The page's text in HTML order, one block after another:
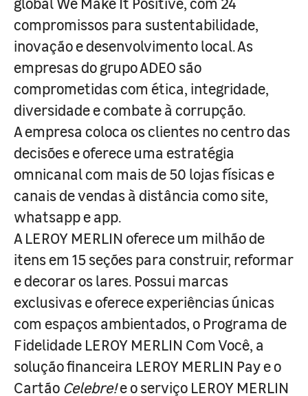
compromissos para sustentabilidade,
inovação e desenvolvimento local. As
empresas do grupo ADEO são
comprometidas com ética, integridade,
diversidade e combate à corrupção.
A empresa coloca os clientes no centro das
decisões e oferece uma estratégia
omnicanal com mais de 50 lojas físicas e
canais de vendas à distância como site,
whatsapp e app.
A LEROY MERLIN oferece um milhão de
itens em 15 seções para construir, reformar
e decorar os lares. Possui marcas
exclusivas e oferece experiências únicas
com espaços ambientados, o Programa de
Fidelidade LEROY MERLIN Com Você, a
solução financeira LEROY MERLIN Pay e o
Cartão Celebre!e o serviço LEROY MERLIN